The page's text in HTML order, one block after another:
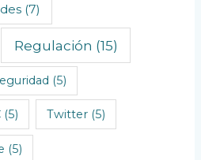
(7)
Regulación (15)
(5)
(5) Twitter(5)
(5)